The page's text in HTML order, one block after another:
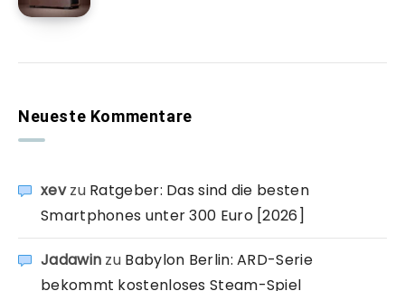
Neueste Kommentare
xevzu Ratgeber: Das sind die besten
Smartphones unter 300 Euro [2026]
Jadawin zu Babylon Berlin: ARD-Serie
bekommt kostenloses Steam-Spiel